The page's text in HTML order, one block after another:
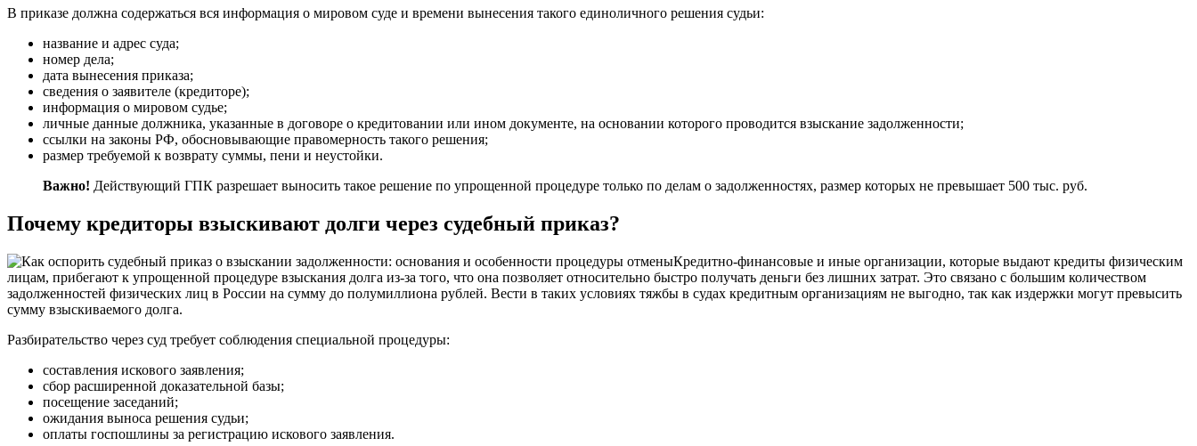
В приказе должна содержаться вся информация о мировом суде и времени вынесения такого единоличного решения судьи:
название и адрес суда;
номер дела;
дата вынесения приказа;
сведения о заявителе (кредиторе);
информация о мировом судье;
личные данные должника, указанные в договоре о кредитовании или ином документе, на основании которого проводится взыскание задолженности;
ссылки на законы РФ, обосновывающие правомерность такого решения;
размер требуемой к возврату суммы, пени и неустойки.
Важно! Действующий ГПК разрешает выносить такое решение по упрощенной процедуре только по делам о задолженностях, размер которых не превышает 500 тыс. руб.
Почему кредиторы взыскивают долги через судебный приказ?
Кредитно-финансовые и иные организации, которые выдают кредиты физическим
лицам, прибегают к упрощенной процедуре взыскания долга из-за того, что она позволяет относительно быстро получать деньги без лишних затрат. Это связано с большим количеством
задолженностей физических лиц в России на сумму до полумиллиона рублей. Вести в таких условиях тяжбы в судах кредитным организациям не выгодно, так как издержки могут превысить
сумму взыскиваемого долга.
Разбирательство через суд требует соблюдения специальной процедуры:
составления искового заявления;
сбор расширенной доказательной базы;
посещение заседаний;
ожидания выноса решения судьи;
оплаты госпошлины за регистрацию искового заявления.